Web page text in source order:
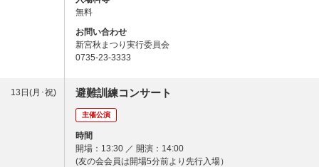
無料
お問い合わせ
新宮秋まつり実行委員会
0735-23-3333
13日(月･祝) 避難訓練コンサート
主催公演
時間
開場：13:30 ／ 開演：14:00
(友の会会員は開場5分前より先行入場）